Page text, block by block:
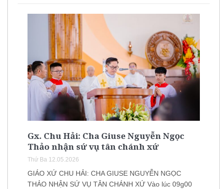
Gx. Chu Hải: Cha Giuse Nguyễn Ngọc
Thảo nhận sứ vụ tân chánh xứ
Thứ Ba 12.05.2026
GIÁO XỨ CHU HẢI: CHA GIUSE NGUYỄN NGỌC
THẢO NHẬN SỨ VỤ TÂN CHÁNH XỨ Vào lúc 09g00